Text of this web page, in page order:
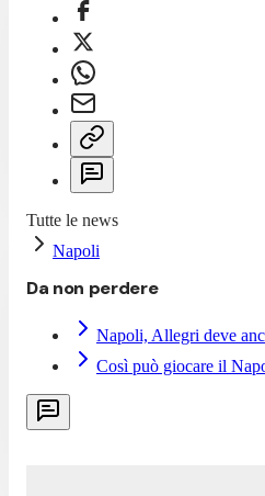
Tutte le news
Napoli
Da non perdere
Napoli, Allegri deve
Così può giocare il